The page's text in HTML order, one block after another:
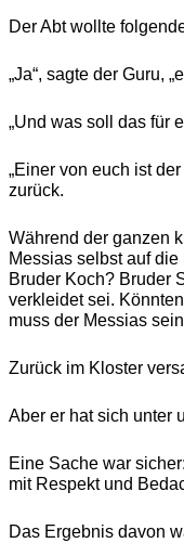
Der Abt wollte
„Ja“, sagte der Guru,
„Und was soll das für
„Einer von euch ist
zurück.
Während der ganzen
Messias selbst auf
Bruder Koch? Bruder
verkleidet sei.
muss der Messias
Zurück im Kloster
Aber er hat sich unter
Eine Sache war
mit Respekt und
Das Ergebnis davon